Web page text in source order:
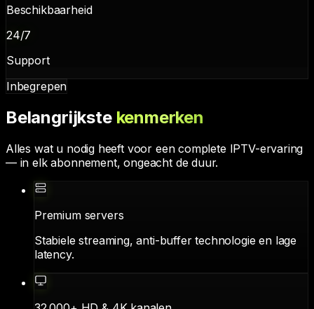
Beschikbaarheid
24/7
Support
Inbegrepen
Belangrijkste kenmerken
Alles wat u nodig heeft voor een complete IPTV-ervaring
— in elk abonnement, ongeacht de duur.
Premium servers
Stabiele streaming, anti-buffer technologie en lage
latency.